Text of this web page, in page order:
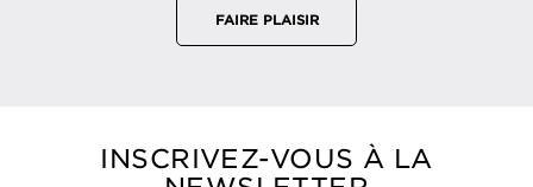
FAIRE PLAISIR
INSCRIVEZ-VOUS À LA